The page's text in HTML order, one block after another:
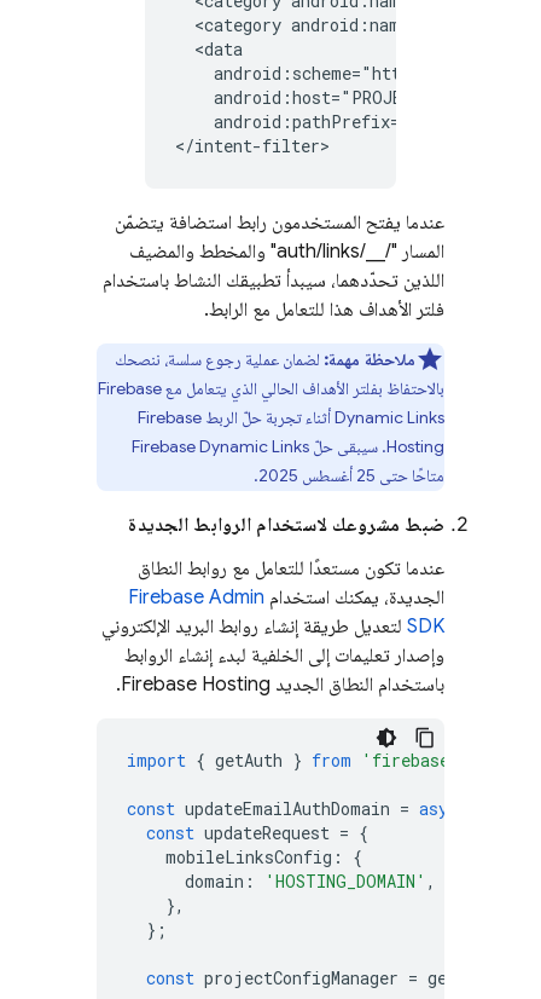
<category
android:pathPrefix="/__/auth/
عندما يفتح المستخدمون رابط استضافة يتضمّن
المسار "/__/auth/links" والمخطط والمضيف
اللذين تحدّدهما، سيبدأ تطبيقك النشاط باستخدام
فلتر الأهداف هذا للتعامل مع الرابط.
ملاحظة مهمة: لضمان عملية رجوع سلسة، ننصحك
بالاحتفاظ بفلتر الأهداف الحالي الذي يتعامل معFirebase
Dynamic Linksأثناء تجربة حلّ الربط Firebase
Hosting. سيبقى حلّ Firebase Dynamic Links
متاحًا حتى 25 أغسطس 2025.
ضبط مشروعك لاستخدام الروابط الجديدة
عندما تكون مستعدًا للتعامل مع روابط النطاق
الجديدة، يمكنك استخدام Firebase Admin
SDK لتعديل طريقة إنشاء روابط البريد الإلكتروني
وإصدار تعليمات إلى الخلفية لبدء إنشاء الروابط
باستخدام النطاق الجديد Firebase Hosting
.
import { getAuth } from 'firebase-admin/
const updateEmailAuthDomain = async
const updateRequest = {
mobileLinksConfig :
{
domain : 'HOSTING_DOMAIN' ,
},
};
const projectConfigManager = getAuth